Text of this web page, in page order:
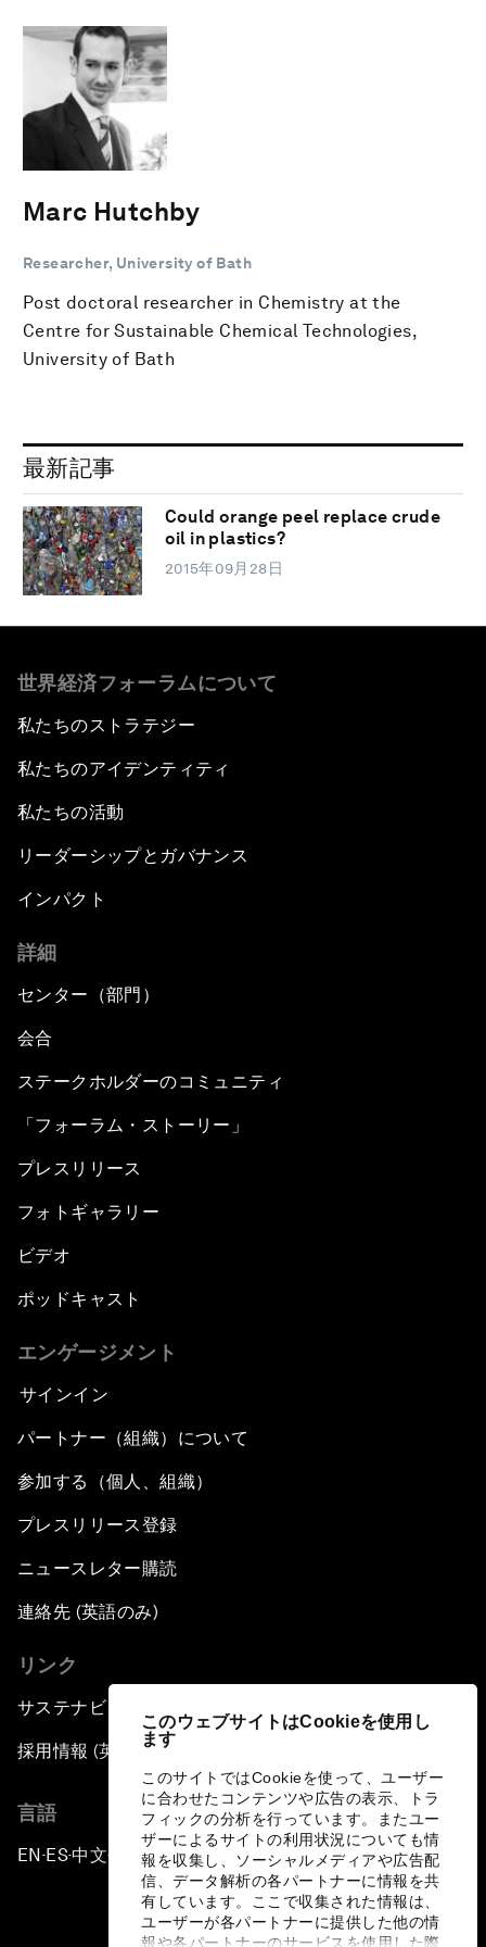
このウェブサイトはCookieを使用し
ます
このサイトではCookieを使って、ユーザー
に合わせたコンテンツや広告の表示、トラ
フィックの分析を行っています。またユー
ザーによるサイトの利用状況についても情
報を収集し、ソーシャルメディアや広告配
信、データ解析の各パートナーに情報を共
有しています。ここで収集された情報は、
ユーザーが各パートナーに提供した他の情
報や各パートナーのサービスを使用した際
Marc Hutchby
Researcher, University of Bath
Post doctoral researcher in Chemistry at the
Centre for Sustainable Chemical Technologies,
University of Bath
最新記事
Could orange peel replace crude
oil in plastics?
2015年09月28日
世界経済フォーラムについて
私たちのストラテジー
私たちのアイデンティティ
私たちの活動
リーダーシップとガバナンス
インパクト
詳細
センター（部門）
会合
ステークホルダーのコミュニティ
「フォーラム・ストーリー」
プレスリリース
フォトギャラリー
ビデオ
ポッドキャスト
エンゲージメント
サインイン
パートナー（組織）について
参加する（個人、組織）
プレスリリース登録
ニュースレター購読
連絡先 (英語のみ)
リンク
サステナビリティへの取り組み
採用情報 (英語のみ)
言語
EN ▪ES▪中文▪ 日本語